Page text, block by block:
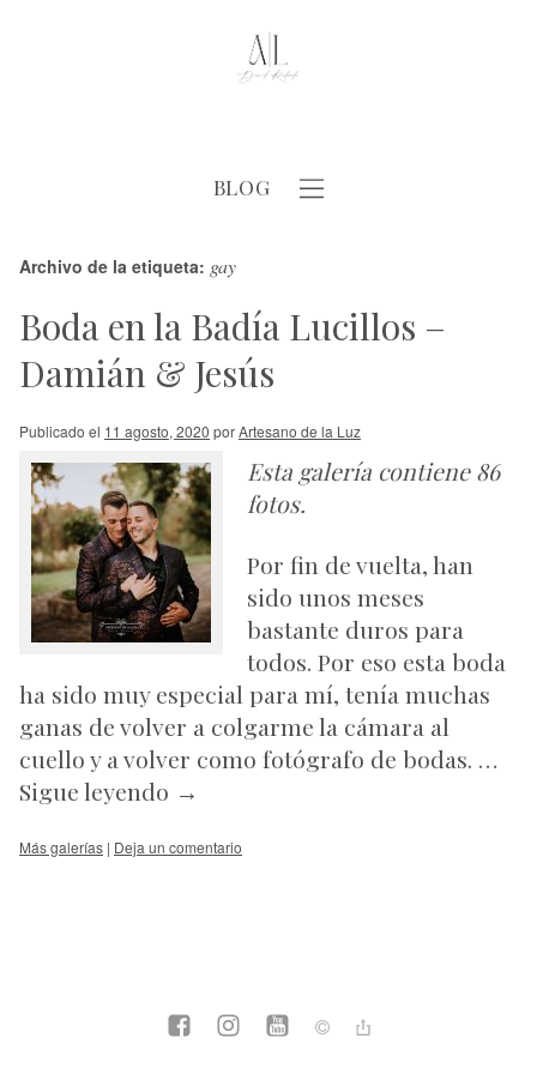
BLOG
Archivo de la etiqueta: gay
Boda en la Badía Lucillos –
Damián & Jesús
Publicado el 11 agosto, 2020 porArtesano de la Luz
Esta galería contiene86
fotos.
Por fin de vuelta, han
sido unos meses
bastante duros para
todos. Por eso esta boda
ha sido muy especial para mí, tenía muchas
ganas de volver a colgarme la cámara al
cuello y a volver como fotógrafo de bodas. …
Sigue leyendo →
Más galerías | Deja un comentario